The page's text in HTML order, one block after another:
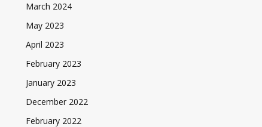
March 2024
May 2023
April 2023
February 2023
January 2023
December 2022
February 2022